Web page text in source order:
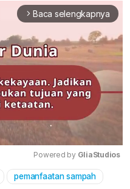
arrow_forward_ios Baca selengkapnya
Mute
Powered by GliaStudios
pemanfaatan sampah